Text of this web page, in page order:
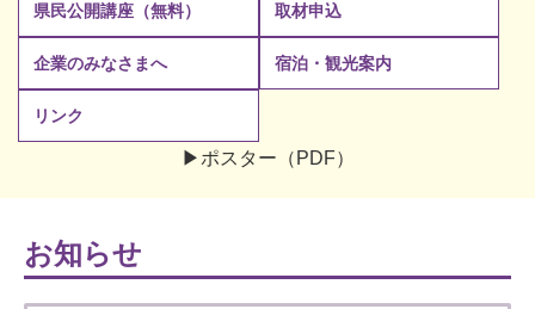
県民公開講座（無料） 取材申込
企業のみなさまへ 宿泊・観光案内
リンク
▶ポスター（PDF）
お知らせ